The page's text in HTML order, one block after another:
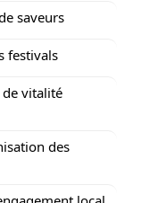
saveurs
festivals
de vitalité
des